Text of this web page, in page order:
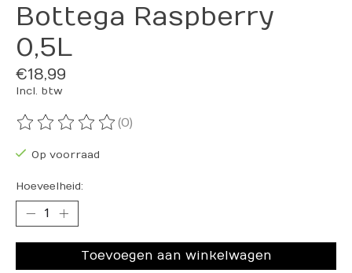
Bottega Raspberry
0,5L
€18,99
Incl. btw
De beoordeling van dit product is
(0)
Op voorraad
Hoeveelheid:
Toevoegen aan winkelwagen